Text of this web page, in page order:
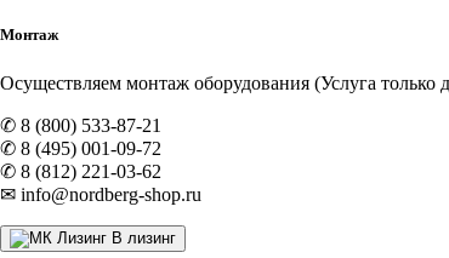
Монтаж
Осуществляем монтаж оборудования (Услуга
✆ 8 (800) 533-87-21
✆ 8 (495) 001-09-72
✆ 8 (812) 221-03-62
✉ info@nordberg-shop.ru
В лизинг